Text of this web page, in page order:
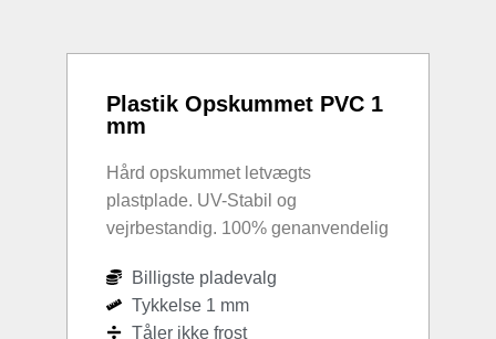
Plastik Opskummet PVC 1
mm
Hård opskummet letvægts
plastplade. UV-Stabil og
vejrbestandig. 100% genanvendelig
Billigste pladevalg
Tykkelse 1 mm
Tåler ikke frost